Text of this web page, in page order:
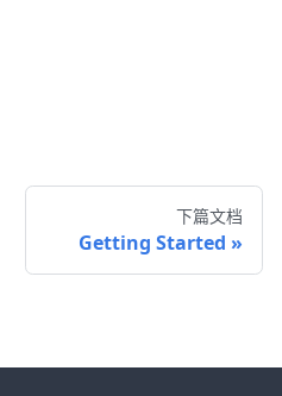
下篇文档
Getting Started